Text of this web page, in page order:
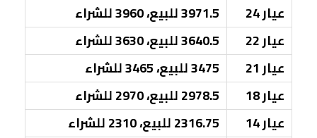
عيار 24
3971.5 للبيع، 3960 للشراء
عيار 22
3640.5 للبيع، 3630 للشراء
عيار 21
3475 للبيع، 3465 للشراء
عيار 18
2978.5 للبيع، 2970 للشراء
عيار 14
2316.75 للبيع، 2310 للشراء